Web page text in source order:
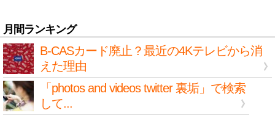
月間ランキング
B-CASカード廃止？最近の4Kテレビから消
えた理由
「photos and videos twitter 裏垢」で検索
して...